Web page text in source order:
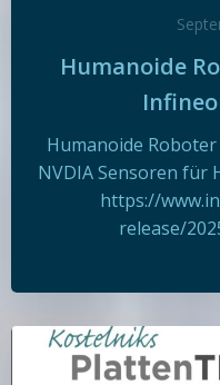
Humanoide
Humanoide
NVDIA Sensoren für
https://
release/